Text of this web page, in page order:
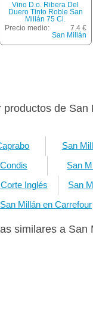
Vino D.o. Ribera Del
Duero Tinto Roble San
Millán 75 Cl.
Precio medio:
7.4 €
San Millán
productos de San
San
San
Inglés San
San Millán en Carrefour
similares a San